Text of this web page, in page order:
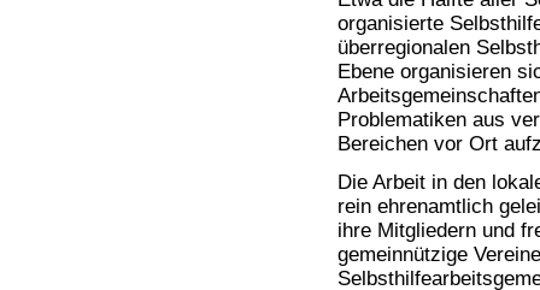
organisierte
überregionalen
Ebene organisieren
Problematiken aus
Bereichen vor Ort
Die Arbeit in den
rein ehrenamtlich
ihre Mitgliedern und
gemeinnützige